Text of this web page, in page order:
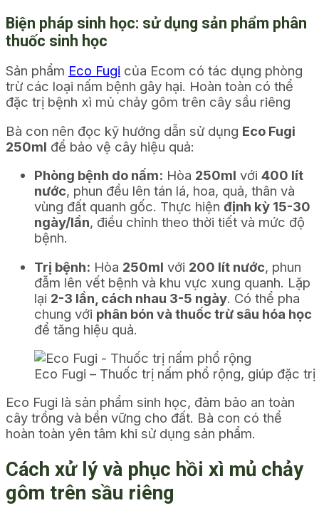
Biện pháp sinh học: sử dụng sản phẩm phân
thuốc sinh học
Sản phẩm Eco Fugi của Ecom có tác dụng phòng
trừ các loại nấm bệnh gây hại. Hoàn toàn có thể
đặc trị bệnh xì mủ chảy gôm trên cây sầu riêng
Bà con nên đọc kỹ hướng dẫn sử dụng Eco Fugi
250ml để bảo vệ cây hiệu quả:
Phòng bệnh do nấm: Hòa 250ml với 400 lít
nước, phun đều lên tán lá, hoa, quả, thân và
vùng đất quanh gốc. Thực hiện định kỳ 15-30
ngày/lần, điều chỉnh theo thời tiết và mức độ
bệnh.
Trị bệnh: Hòa 250ml với 200 lít nước, phun
đẫm lên vết bệnh và khu vực xung quanh. Lặp
lại 2-3 lần, cách nhau 3-5 ngày. Có thể pha
chung với phân bón và thuốc trừ sâu hóa học
để tăng hiệu quả.
Eco Fugi – Thuốc trị nấm phổ rộng, giúp đặc
Eco Fugi là sản phẩm sinh học, đảm bảo an toàn
cây trồng và bền vững cho đất. Bà con có thể
hoàn toàn yên tâm khi sử dụng sản phẩm.
Cách xử lý và phục hồi xì mủ chảy
gôm trên sầu riêng